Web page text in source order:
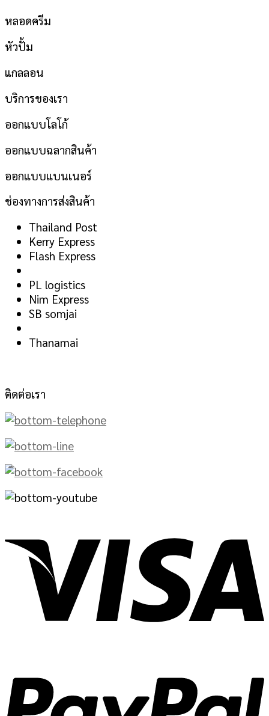
หลอดครีม
หัวปั้ม
แกลลอน
บริการของเรา
ออกแบบโลโก้
ออกแบบฉลากสินค้า
ออกแบบแบนเนอร์
ช่องทางการส่งสินค้า
Thailand Post
Kerry Express
Flash Express
PL logistics
Nim Express
SB somjai
Thanamai
ติดต่อเรา